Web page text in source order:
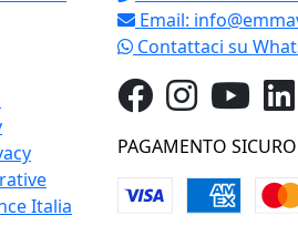
Italia
Email:
Contattaci su
PAGAMENTO SICURO